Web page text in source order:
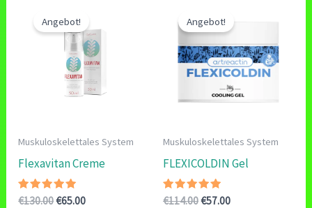
Angebot!
Muskuloskelettales System
Flexavitan Creme
Bewertet
€130.00Ursprünglicher
€65.00Aktueller
Angebot!
Muskuloskelettales System
FLEXICOLDIN Gel
Bewertet
€114.00Ursprünglicher
€57.00Aktueller